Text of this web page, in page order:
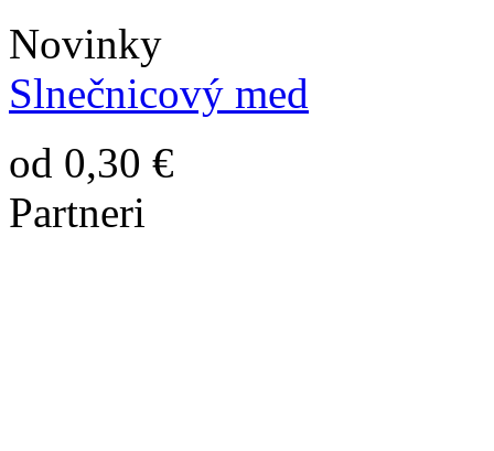
Novinky
Slnečnicový med
od 0,30 €
Partneri